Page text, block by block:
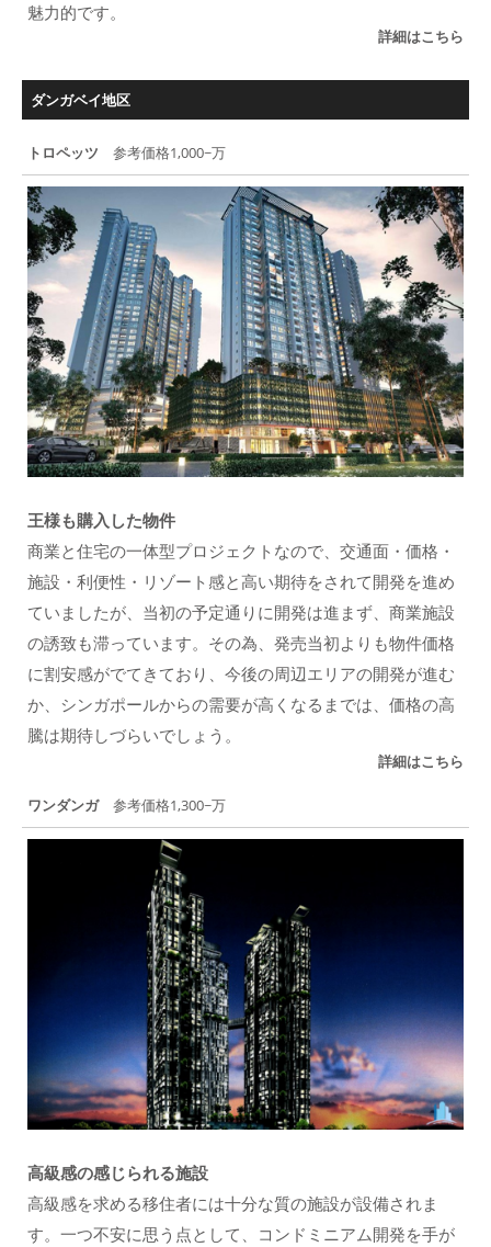
魅力的です。
詳細はこちら
ダンガベイ地区
トロペッツ 参考価格1,000~万
王様も購入した物件
商業と住宅の一体型プロジェクトなので、交通面・価格・
施設・利便性・リゾート感と高い期待をされて開発を進め
ていましたが、当初の予定通りに開発は進まず、商業施設
の誘致も滞っています。その為、発売当初よりも物件価格
に割安感がでてきており、今後の周辺エリアの開発が進む
か、シンガポールからの需要が高くなるまでは、価格の高
騰は期待しづらいでしょう。
詳細はこちら
ワンダンガ参考価格1,300~万
高級感の感じられる施設
高級感を求める移住者には十分な質の施設が設備されま
す。一つ不安に思う点として、コンドミニアム開発を手が